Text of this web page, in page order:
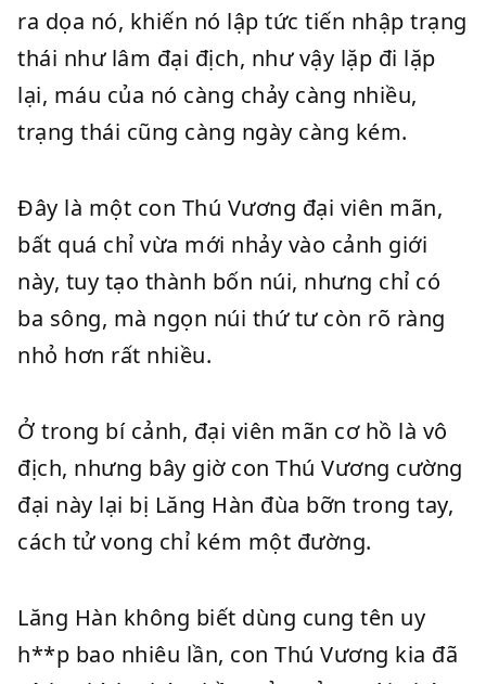
ra dọa nó, khiến nó lập tức tiến nhập trạng
thái như lâm đại địch, như vậy lặp đi lặp
lại, máu của nó càng chảy càng nhiều,
trạng thái cũng càng ngày càng kém.
Đây là một con Thú Vương đại viên mãn,
bất quá chỉ vừa mới nhảy vào cảnh giới
này, tuy tạo thành bốn núi, nhưng chỉ có
ba sông, mà ngọn núi thứ tư còn rõ ràng
nhỏ hơn rất nhiều.
Ở trong bí cảnh, đại viên mãn cơ hồ là vô
địch, nhưng bây giờ con Thú Vương cường
đại này lại bị Lăng Hàn đùa bỡn trong tay,
cách tử vong chỉ kém một đường.
Lăng Hàn không biết dùng cung tên uy
h**p bao nhiêu lần, con Thú Vương kia đã